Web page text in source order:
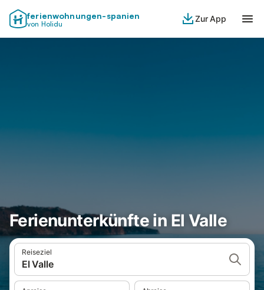
ferienwohnungen-spanien
von Holidu
Zur App
Ferienunterkünfte in El Valle
Reiseziel
El Valle